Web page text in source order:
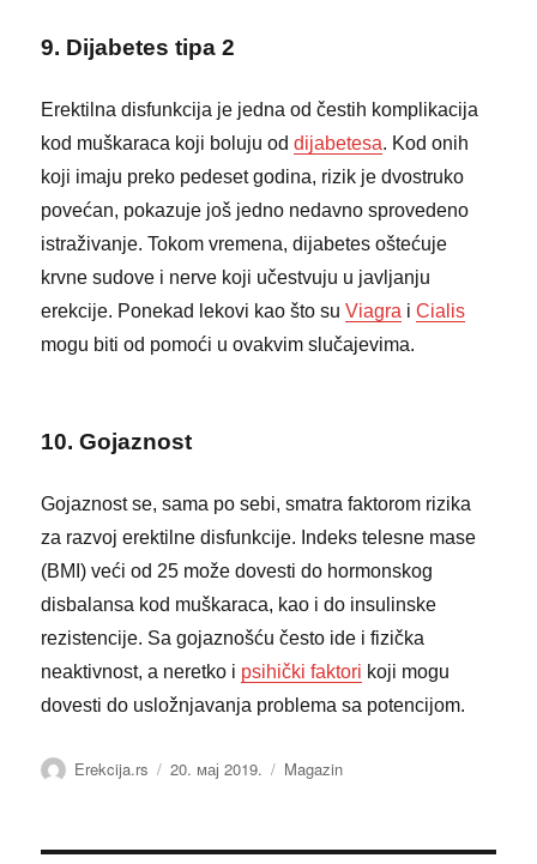
9. Dijabetes tipa 2
Erektilna disfunkcija je jedna od čestih komplikacija
kod muškaraca koji boluju oddijabetesa. Kod onih
koji imaju preko pedeset godina, rizik je dvostruko
povećan, pokazuje još jedno nedavno sprovedeno
istraživanje. Tokom vremena, dijabetes oštećuje
krvne sudove i nerve koji učestvuju u javljanju
erekcije. Ponekad lekovi kao što suViagra iCialis
mogu biti od pomoći u ovakvim slučajevima.
10. Gojaznost
Gojaznost se, sama po sebi, smatra faktorom rizika
za razvoj erektilne disfunkcije. Indeks telesne mase
(BMI) veći od 25 može dovesti do hormonskog
disbalansa kod muškaraca, kao i do insulinske
rezistencije. Sa gojaznošću često ide i fizička
neaktivnost, a neretko i psihički faktori koji mogu
dovesti do usložnjavanja problema sa potencijom.
Аутор
Erekcija.rs Објављено
20. мај 2019. Категорије
Magazin